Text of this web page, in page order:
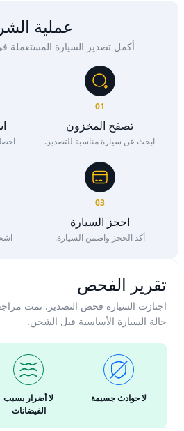
عملية
أكمل تصدير السيارة المستعملة في 4 خطوات
01
تصفح المخزون
ابحث عن سيارة مناسبة للتصدير.
03
احجز السيارة
أكد الحجز واضمن السيارة.
تقرير الفحص
اجتازت السيارة فحص التصدير. تمت
حالة السيارة الأساسية قبل الشحن.
لا حوادث جسيمة
لا أضرار بسبب
الفيضانات